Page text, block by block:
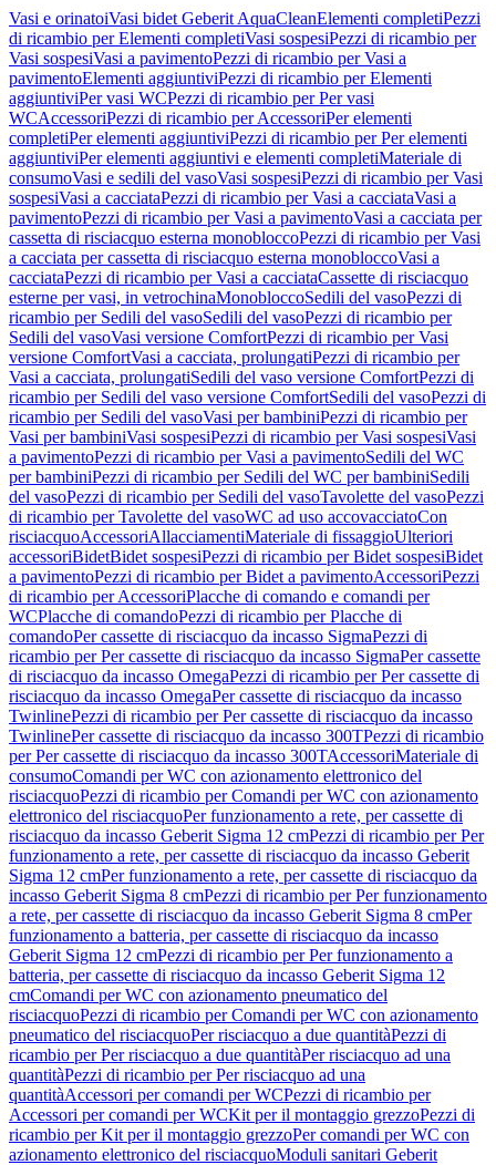
Vasi e orinatoiVasi bidet Geberit AquaCleanElementi completiPezzi
di ricambio per Elementi completiVasi sospesiPezzi di ricambio per
Vasi sospesiVasi a pavimentoPezzi di ricambio per Vasi a
pavimentoElementi aggiuntiviPezzi di ricambio per Elementi
aggiuntiviPer vasi WCPezzi di ricambio per Per vasi
WCAccessoriPezzi di ricambio per AccessoriPer elementi
completiPer elementi aggiuntiviPezzi di ricambio per Per elementi
aggiuntiviPer elementi aggiuntivi e elementi completiMateriale di
consumoVasi e sedili del vasoVasi sospesiPezzi di ricambio per Vasi
sospesiVasi a cacciataPezzi di ricambio per Vasi a cacciataVasi a
pavimentoPezzi di ricambio per Vasi a pavimentoVasi a cacciata per
cassetta di risciacquo esterna monobloccoPezzi di ricambio per Vasi
a cacciata per cassetta di risciacquo esterna monobloccoVasi a
cacciataPezzi di ricambio per Vasi a cacciataCassette di risciacquo
esterne per vasi, in vetrochinaMonobloccoSedili del vasoPezzi di
ricambio per Sedili del vasoSedili del vasoPezzi di ricambio per
Sedili del vasoVasi versione ComfortPezzi di ricambio per Vasi
versione ComfortVasi a cacciata, prolungatiPezzi di ricambio per
Vasi a cacciata, prolungatiSedili del vaso versione ComfortPezzi di
ricambio per Sedili del vaso versione ComfortSedili del vasoPezzi di
ricambio per Sedili del vasoVasi per bambiniPezzi di ricambio per
Vasi per bambiniVasi sospesiPezzi di ricambio per Vasi sospesiVasi
a pavimentoPezzi di ricambio per Vasi a pavimentoSedili del WC
per bambiniPezzi di ricambio per Sedili del WC per bambiniSedili
del vasoPezzi di ricambio per Sedili del vasoTavolette del vasoPezzi
di ricambio per Tavolette del vasoWC ad uso accovacciatoCon
risciacquoAccessoriAllacciamentiMateriale di fissaggioUlteriori
accessoriBidetBidet sospesiPezzi di ricambio per Bidet sospesiBidet
a pavimentoPezzi di ricambio per Bidet a pavimentoAccessoriPezzi
di ricambio per AccessoriPlacche di comando e comandi per
WCPlacche di comandoPezzi di ricambio per Placche di
comandoPer cassette di risciacquo da incasso SigmaPezzi di
ricambio per Per cassette di risciacquo da incasso SigmaPer cassette
di risciacquo da incasso OmegaPezzi di ricambio per Per cassette di
risciacquo da incasso OmegaPer cassette di risciacquo da incasso
TwinlinePezzi di ricambio per Per cassette di risciacquo da incasso
TwinlinePer cassette di risciacquo da incasso 300TPezzi di ricambio
per Per cassette di risciacquo da incasso 300TAccessoriMateriale di
consumoComandi per WC con azionamento elettronico del
risciacquoPezzi di ricambio per Comandi per WC con azionamento
elettronico del risciacquoPer funzionamento a rete, per cassette di
risciacquo da incasso Geberit Sigma 12 cmPezzi di ricambio per Per
funzionamento a rete, per cassette di risciacquo da incasso Geberit
Sigma 12 cmPer funzionamento a rete, per cassette di risciacquo da
incasso Geberit Sigma 8 cmPezzi di ricambio per Per funzionamento
a rete, per cassette di risciacquo da incasso Geberit Sigma 8 cmPer
funzionamento a batteria, per cassette di risciacquo da incasso
Geberit Sigma 12 cmPezzi di ricambio per Per funzionamento a
batteria, per cassette di risciacquo da incasso Geberit Sigma 12
cmComandi per WC con azionamento pneumatico del
risciacquoPezzi di ricambio per Comandi per WC con azionamento
pneumatico del risciacquoPer risciacquo a due quantitàPezzi di
ricambio per Per risciacquo a due quantitàPer risciacquo ad una
quantitàPezzi di ricambio per Per risciacquo ad una
quantitàAccessori per comandi per WCPezzi di ricambio per
Accessori per comandi per WCKit per il montaggio grezzoPezzi di
ricambio per Kit per il montaggio grezzoPer comandi per WC con
azionamento elettronico del risciacquoModuli sanitari Geberit